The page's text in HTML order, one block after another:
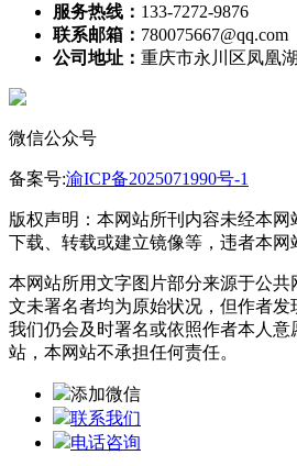
服务热线： 133-7272-9876
联系邮箱： 780075667@qq.com
公司地址： 重庆市永川区凤凰
微信公众号
备案号:渝ICP备2025071990号-1
版权声明：本网站所刊内容未经本
下载、转载或建立镜像等，违者本网
本网站所用文字图片部分来源于公共
文未署名者均为原始状况，但作者发
我们仍会及时署名或依照作者本人
站，本网站不承担任何责任。
添加微信
联系我们
电话咨询